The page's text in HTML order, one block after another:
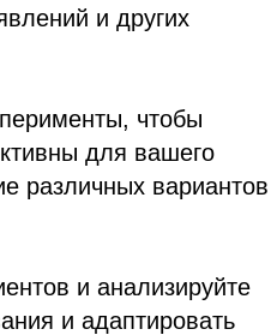
и других
чтобы
для вашего
различных вариантов
и анализируйте
и адаптировать